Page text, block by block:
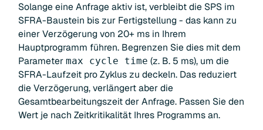
Solange eine Anfrage aktiv ist, verbleibt die SPS im
SFRA-Baustein bis zur Fertigstellung - das kann zu
einer Verzögerung von 20+ ms in Ihrem
Hauptprogramm führen. Begrenzen Sie dies mit dem
Parametermax cycle time (z. B. 5 ms), um die
SFRA-Laufzeit pro Zyklus zu deckeln. Das reduziert
die Verzögerung, verlängert aber die
Gesamtbearbeitungszeit der Anfrage. Passen Sie den
Wert je nach Zeitkritikalität Ihres Programms an.